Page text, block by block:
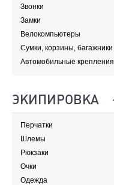
Звонки
Замки
Велокомпьютеры
Сумки, корзины, багажники
и адаптеры
Автомобильные крепления
ЭКИПИРОВКА
Перчатки
Шлемы
Рюкзаки
Очки
Одежда